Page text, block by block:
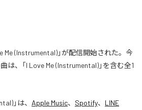
Me (Instrumental)」が配信開始された。今
、「I Love Me (Instrumental)」を含む全1
」は、 Apple Music、 Spotify、 LINE